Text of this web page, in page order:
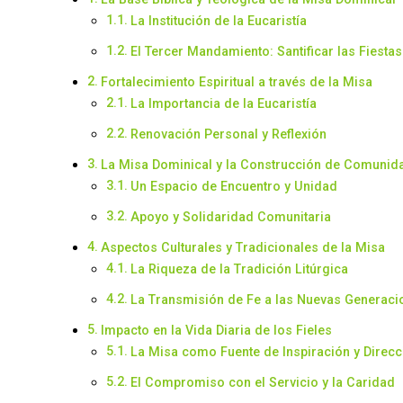
La Institución de la Eucaristía
El Tercer Mandamiento: Santificar las Fiestas
Fortalecimiento Espiritual a través de la Misa
La Importancia de la Eucaristía
Renovación Personal y Reflexión
La Misa Dominical y la Construcción de
Un Espacio de Encuentro y Unidad
Apoyo y Solidaridad Comunitaria
Aspectos Culturales y Tradicionales de la Misa
La Riqueza de la Tradición Litúrgica
La Transmisión de Fe a las Nuevas
Impacto en la Vida Diaria de los Fieles
La Misa como Fuente de Inspiración y
El Compromiso con el Servicio y la Caridad